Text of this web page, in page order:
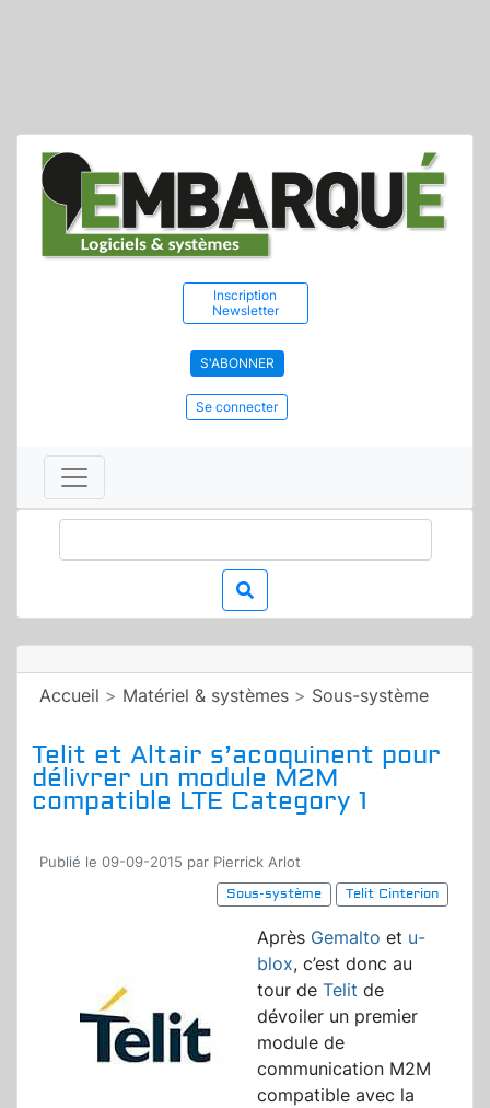
Inscription
Newsletter
S'ABONNER
Se connecter
Accueil > Matériel & systèmes > Sous-système
Telit et Altair s’acoquinent pour
délivrer un module M2M
compatible LTE Category 1
Publié le 09-09-2015 par Pierrick Arlot
Sous-système
Telit Cinterion
Après Gemalto et u-
blox, c’est donc au
tour de Telit de
dévoiler un premier
module de
communication M2M
compatible avec la